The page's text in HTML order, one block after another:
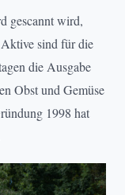
gescannt wird,
sind für die
die Ausgabe
Obst und Gemüse
1998 hat